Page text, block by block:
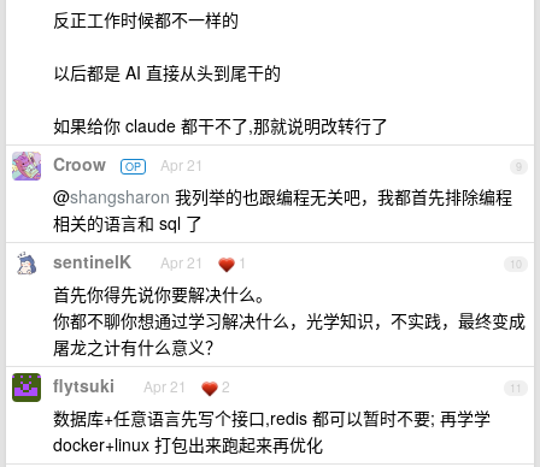
反正工作时候都不一样的
以后都是 AI 直接从头到尾干的
如果给你 claude 都干不了,那就说明改转行了
9
Croow OP Apr 21
@shangsharon 我列举的也跟编程无关吧，我都首先排除编程
相关的语言和 sql 了
10
sentinelK Apr 21 1
首先你得先说你要解决什么。
你都不聊你想通过学习解决什么，光学知识，不实践，最终变成
屠龙之计有什么意义？
11
flytsuki Apr 21 2
数据库+任意语言先写个接口,redis 都可以暂时不要; 再学学
docker+linux 打包出来跑起来再优化